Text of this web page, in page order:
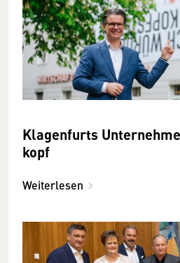
Klagenfurts
kopf
Weiterlesen